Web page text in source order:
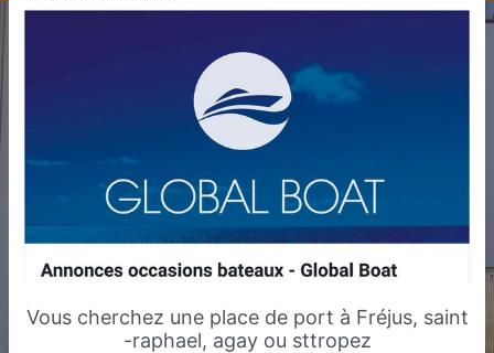
Vous cherchez une place de port à Fréjus, saint
-raphael, agay ou sttropez